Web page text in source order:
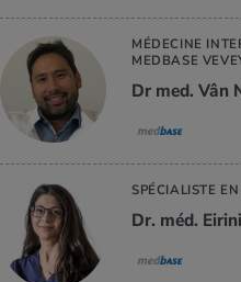
MÉDECINE
MEDBASE
Dr med. Vân
SPÉCIALISTE
Dr. méd.